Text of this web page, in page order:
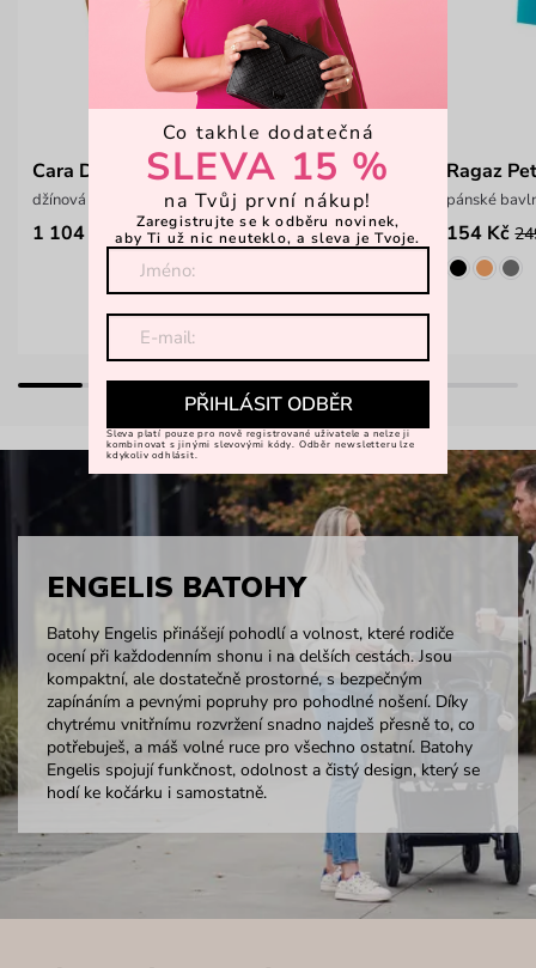
Cara Denim
džínová crossbody kabelka
1 104 Kč 1 699 Kč
Ragaz
pánské
154 Kč
ENGELIS BATOHY
Batohy Engelis přinášejí pohodlí a volnost, které rodiče
ocení při každodenním shonu i na delších cestách. Jsou
kompaktní, ale dostatečně prostorné, s bezpečným
zapínáním a pevnými popruhy pro pohodlné nošení. Díky
chytrému vnitřnímu rozvržení snadno najdeš přesně to, co
potřebuješ, a máš volné ruce pro všechno ostatní. Batohy
Engelis spojují funkčnost, odolnost a čistý design, který se
hodí ke kočárku i samostatně.
Co takhle dodatečná
SLEVA 15 %
na Tvůj první nákup!
Zaregistrujte se k odběru novinek,
aby Ti už nic neuteklo, a sleva je Tvoje.
PŘIHLÁSIT ODBĚR
Sleva platí pouze pro nově registrované uživatele a nelze ji
kombinovat s jinými slevovými kódy. Odběr newsletteru lze
kdykoliv odhlásit.